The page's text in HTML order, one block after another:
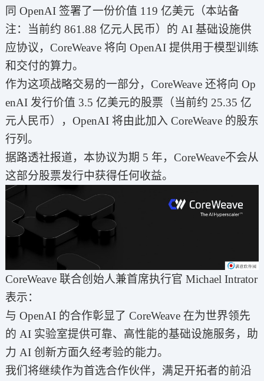
同 OpenAI 签署了一份价值 119 亿美元（本站备
注：当前约 861.88 亿元人民币）的 AI 基础设施供
应协议，CoreWeave 将向 OpenAI 提供用于模型训练
和交付的算力。
作为这项战略交易的一部分，CoreWeave 还将向 Op
enAI 发行价值 3.5 亿美元的股票（当前约 25.35 亿
元人民币），OpenAI 将由此加入 CoreWeave 的股东
行列。
据路透社报道，本协议为期 5 年，CoreWeave不会从
这部分股票发行中获得任何收益。
CoreWeave 联合创始人兼首席执行官 Michael Intrator
表示：
与 OpenAI 的合作彰显了 CoreWeave 在为世界领先
的 AI 实验室提供可靠、高性能的基础设施服务，助
力 AI 创新方面久经考验的能力。
我们将继续作为首选合作伙伴，满足开拓者的前沿